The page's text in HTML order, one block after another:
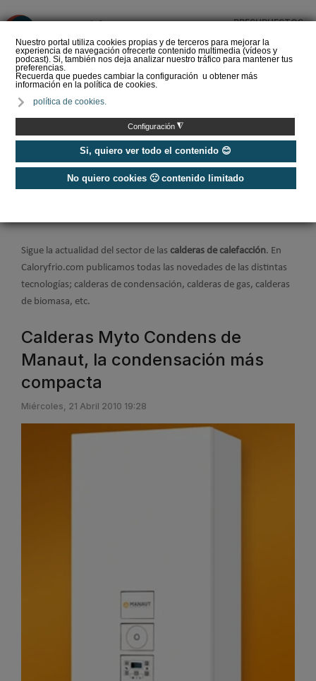
Nuestro portal utiliza cookies propias y de terceros para mejorar la
experiencia de navegación ofrecerte contenido multimedia (vídeos y
podcast). Si, también nos deja analizar nuestro tráfico para mantener tus
preferencias.
Recuerda que puedes cambiar la configuración u obtener más
información en la política de cookies.
política de cookies.
Configuración ◮
Si, quiero ver todo el contenido 😊
No quiero cookies 🙁 contenido limitado
PRESUPUESTOS
renovación del parque
tér…
Calefacción / Calderas
Sigue la actualidad del sector de las calderas de calefacción. En
Caloryfrio.com publicamos todas las novedades de las distintas
tecnologías; calderas de condensación, calderas de gas, calderas
de biomasa, etc.
Calderas Myto Condens de
Manaut, la condensación más
compacta
Miércoles, 21 Abril 2010 19:28